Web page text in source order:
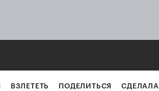
ВЗЛЕТЕТЬ ПОДЕЛИТЬСЯ СДЕЛАЛА